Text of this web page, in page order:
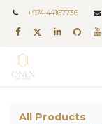
+974 44167736
All Products